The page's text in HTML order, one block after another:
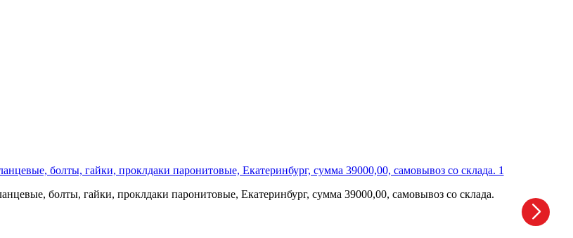
болты, гайки, проклдаки паронитовые, Екатеринбург, сумма 39000,00, самовывоз со склада.